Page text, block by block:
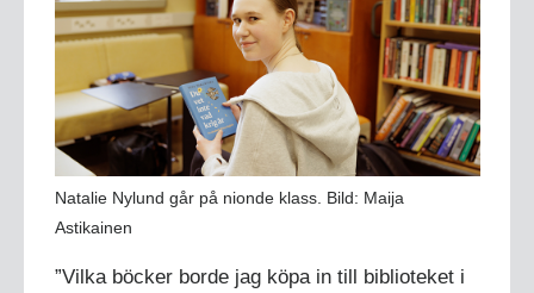
Natalie Nylund går på nionde klass. Bild: Maija
Astikainen
”Vilka böcker borde jag köpa in till biblioteket i